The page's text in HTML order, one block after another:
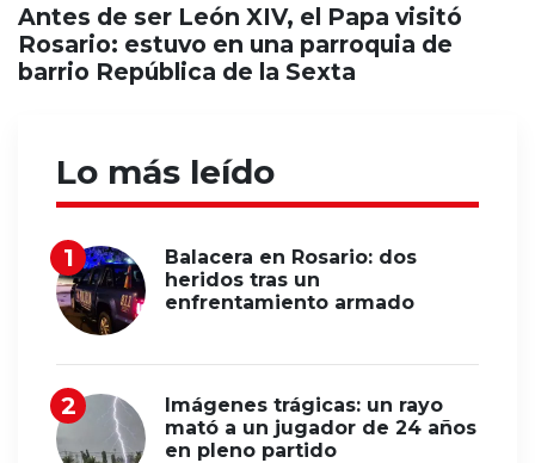
Antes de ser León XIV, el Papa visitó
Rosario: estuvo en una parroquia de
barrio República de la Sexta
Lo más leído
Balacera en Rosario: dos
heridos tras un
enfrentamiento armado
Imágenes trágicas: un rayo
mató a un jugador de 24 años
en pleno partido